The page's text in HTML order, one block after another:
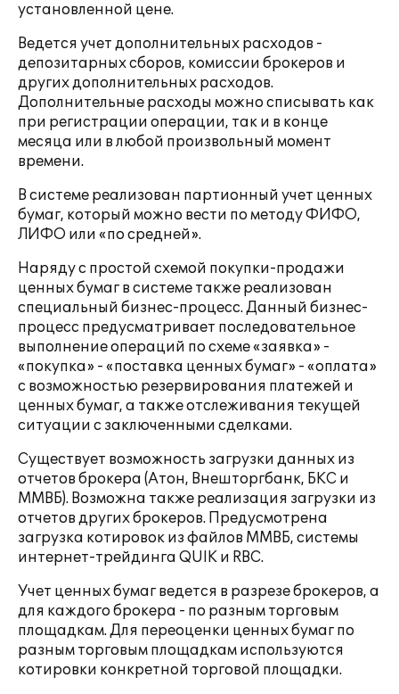
установленной цене.
Ведется учет дополнительных расходов -
депозитарных сборов, комиссии брокеров и
других дополнительных расходов.
Дополнительные расходы можно списывать как
при регистрации операции, так и в конце
месяца или в любой произвольный момент
времени.
В системе реализован партионный учет ценных
бумаг, который можно вести по методу ФИФО,
ЛИФО или «по средней».
Наряду с простой схемой покупки-продажи
ценных бумаг в системе также реализован
специальный бизнес-процесс. Данный бизнес-
процесс предусматривает последовательное
выполнение операций по схеме «заявка» -
«покупка» - «поставка ценных бумаг» - «оплата»
с возможностью резервирования платежей и
ценных бумаг, а также отслеживания текущей
ситуации с заключенными сделками.
Существует возможность загрузки данных из
отчетов брокера (Атон, Внешторгбанк, БКС и
ММВБ). Возможна также реализация загрузки из
отчетов других брокеров. Предусмотрена
загрузка котировок из файлов ММВБ, системы
интернет-трейдинга QUIK и RBC.
Учет ценных бумаг ведется в разрезе брокеров, а
для каждого брокера - по разным торговым
площадкам. Для переоценки ценных бумаг по
разным торговым площадкам используются
котировки конкретной торговой площадки.